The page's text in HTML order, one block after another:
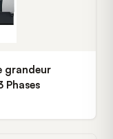
grandeur